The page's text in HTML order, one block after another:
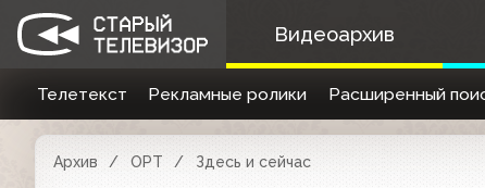
Видеоархив
Телетекст Рекламные ролики Расширенный
Архив ОРТ Здесь и сейчас